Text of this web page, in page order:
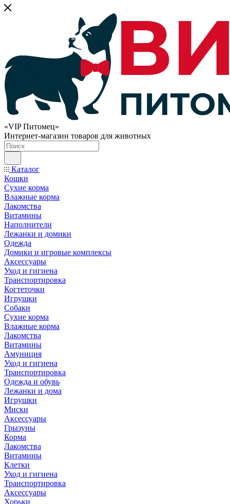
«VIP Питомец»
Интернет-магазин товаров для животных
Каталог
Кошки
Сухие корма
Влажные корма
Лакомства
Витамины
Наполнители
Лежанки и домики
Одежда
Домики и игровые комплексы
Аксессуары
Уход и гигиена
Транспортировка
Когтеточки
Игрушки
Собаки
Сухие корма
Влажные корма
Лакомства
Витамины
Амуниция
Уход и гигиена
Транспортировка
Одежда и обувь
Лежанки и дома
Игрушки
Миски
Аксессуары
Грызуны
Корма
Лакомства
Витамины
Клетки
Уход и гигиена
Транспортировка
Аксессуары
Хорьки